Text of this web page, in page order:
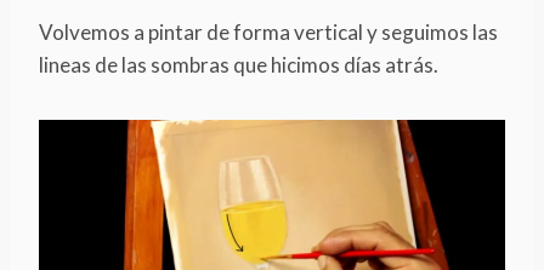
Volvemos a pintar de forma vertical y seguimos las
lineas de las sombras que hicimos días atrás.